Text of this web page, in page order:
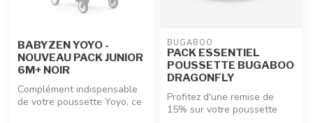
BABYZEN YOYO -
NOUVEAU PACK JUNIOR
6M+ NOIR
Complément indispensable
de votre poussette Yoyo, ce
BUGABOO
PACK ESSENTIEL
POUSSETTE BUGABOO
DRAGONFLY
Profitez d'une remise de
15% sur votre poussette